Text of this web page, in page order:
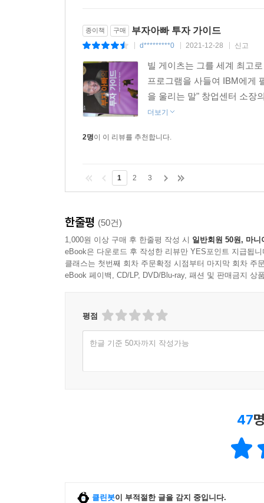
종이책 구매 부자아빠 투자 가이드
d*********0 2021-12-28 신고
빌 게이츠는 그를 세계 최고
프로그램을 사들여 IBM에게
을 울리는 말" 창업센터 소장
더보기
2명이 이 리뷰를 추천합니다.
1 2 3
한줄평 (50건)
1,000원 이상 구매 후 한줄평 작성 시 일반회원 50원, 마니
eBook은 다운로드 후 작성한 리뷰만 YES포인트 지급됩니
클래스는 첫번째 회차 주문확정 시점부터 마지막 회차 주
eBook 페이백, CD/LP, DVD/Blu-ray, 패션 및 판매금지 상
평점
한글 기준 50자까지 작성가능
47
클린봇이 부적절한 글을 감지 중입니다.